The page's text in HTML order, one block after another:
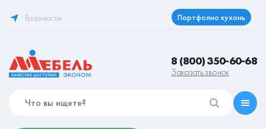
Владивосток Портфолио кухонь
8 (800) 350-60-68
Заказать звонок